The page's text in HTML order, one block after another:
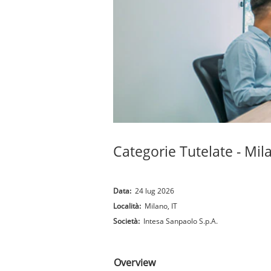
Categorie Tutelate -
Data: 24 lug 2026
Località: Milano, IT
Società: Intesa Sanpaolo S.p.A.
Overview